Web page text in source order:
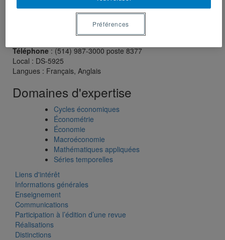
Téléphone : (514) 987-3000 poste 8377
Local : DS-5925
Langues : Français, Anglais
Domaines d'expertise
Cycles économiques
Économétrie
Économie
Macroéconomie
Mathématiques appliquées
Séries temporelles
Liens d'intérêt
Informations générales
Enseignement
Communications
Participation à l’édition d’une revue
Réalisations
Distinctions
Préférences